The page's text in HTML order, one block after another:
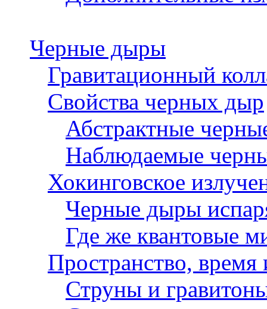
Черные дыры
Гравитационный
Свойства черных дыр
Абстрактные
Наблюдаемые
Хокинговское
Черные дыры
Где же квантовые
Пространство, время
Струны и